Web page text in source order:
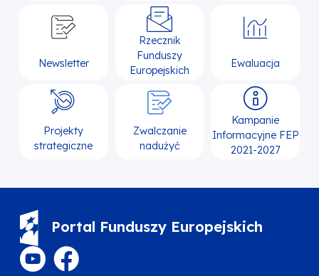
Newsletter
Rzecznik
Funduszy
Europejskich
Ewaluacja
Projekty
strategiczne
Zwalczanie
nadużyć
Kampanie
Informacyjne FEP
2021-2027
Portal Funduszy Europejskich